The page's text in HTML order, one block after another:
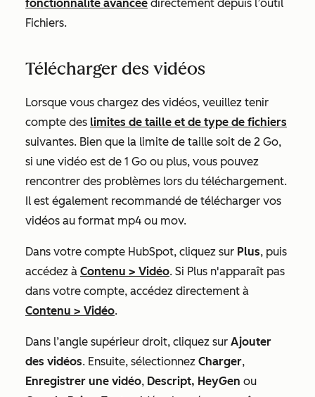
fonctionnalité avancée directement depuis l’outil
Fichiers.
Télécharger des vidéos
Lorsque vous chargez des vidéos, veuillez tenir
compte des limites de taille et de type de fichiers
suivantes. Bien que la limite de taille soit de 2 Go,
si une vidéo est de 1 Go ou plus, vous pouvez
rencontrer des problèmes lors du téléchargement.
Il est également recommandé de télécharger vos
vidéos au format mp4 ou mov.
Dans votre compte HubSpot, cliquez sur Plus, puis
accédez à Contenu > Vidéo. Si Plus n'apparaît pas
dans votre compte, accédez directement à
Contenu > Vidéo.​
Dans l’angle supérieur droit, cliquez sur Ajouter
des vidéos. Ensuite, sélectionnez Charger,
Enregistrer une vidéo, Descript, HeyGen ou